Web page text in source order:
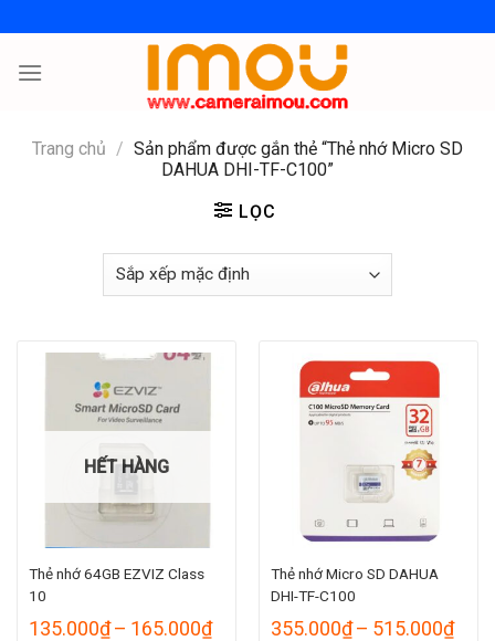
to
content
Trang chủ / Sản phẩm được gắn thẻ “Thẻ nhớ Micro SD
DAHUA DHI-TF-C100”
LỌC
HẾT HÀNG
Thẻ nhớ 64GB EZVIZ Class
10
135.000₫ – 165.000₫Khoảng
Thẻ nhớ Micro SD DAHUA
DHI-TF-C100
355.000₫ – 515.000₫